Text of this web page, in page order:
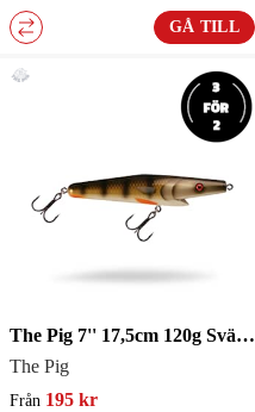
GÅ TILL
The Pig 7'' 17,5cm 120g Svävande Jerkbait
The Pig
Från 195 kr